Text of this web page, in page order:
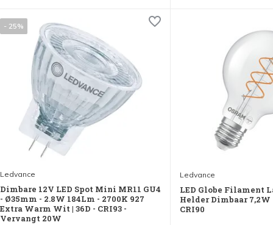
- 25%
Ledvance
Dimbare 12V LED Spot Mini MR11 GU4
- Ø35mm - 2.8W 184Lm - 2700K 927
Extra Warm Wit | 36D - CRI93 -
Vervangt 20W
Ledvance
LED Globe Filament
Helder Dimbaar 7,2W
CRI90